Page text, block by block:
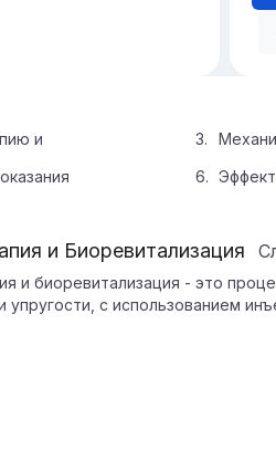
и
и Биоревитализация
и биоревитализация - это
упругости, с использованием